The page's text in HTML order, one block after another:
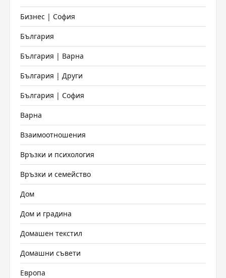
Бизнес | София
България
България | Варна
България | Други
България | София
Варна
Взаимоотношения
Връзки и психология
Връзки и семейство
Дом
Дом и градина
Домашен текстил
Домашни съвети
Европа